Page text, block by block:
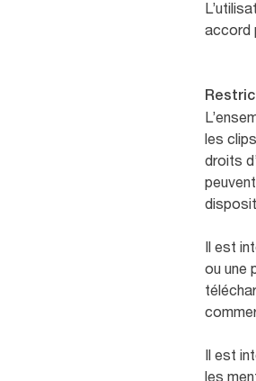
accord
les
droits
Il est
ou une
Il est
les